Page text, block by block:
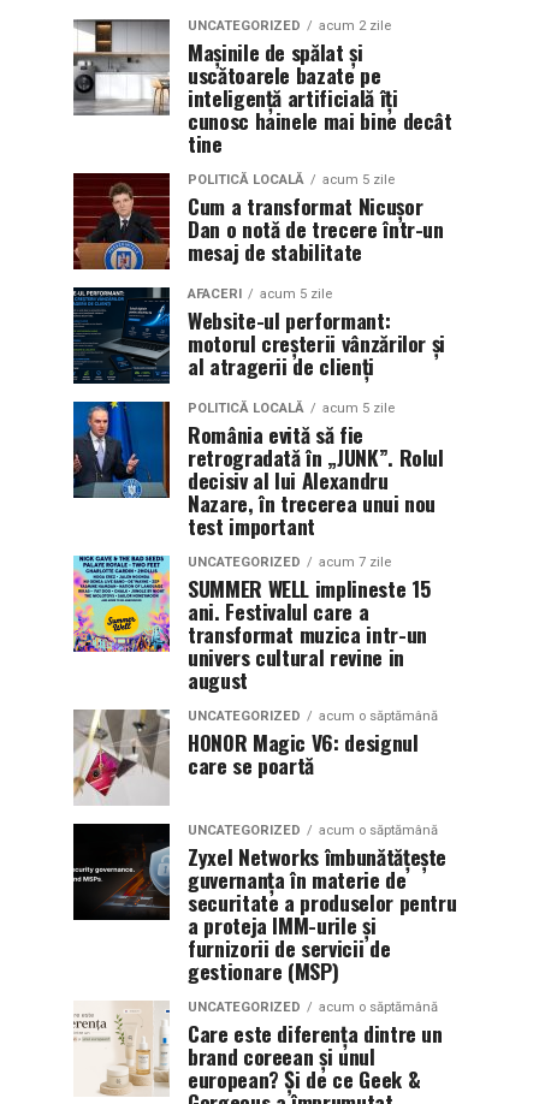
UNCATEGORIZED acum 2 zile
Mașinile de spălat și
uscătoarele bazate pe
inteligență artificială îți
cunosc hainele mai bine decât
tine
POLITICĂ LOCALĂ acum 5 zile
Cum a transformat Nicușor
Dan o notă de trecere într-un
mesaj de stabilitate
AFACERI acum 5 zile
Website-ul performant:
motorul creșterii vânzărilor și
al atragerii de clienți
POLITICĂ LOCALĂ acum 5 zile
România evită să fie
retrogradată în „JUNK”. Rolul
decisiv al lui Alexandru
Nazare, în trecerea unui nou
test important
UNCATEGORIZED acum 7 zile
SUMMER WELL implineste 15
ani. Festivalul care a
transformat muzica intr-un
univers cultural revine in
august
UNCATEGORIZED acum o săptămână
HONOR Magic V6: designul
care se poartă
UNCATEGORIZED acum o săptămână
Zyxel Networks îmbunătățește
guvernanța în materie de
securitate a produselor pentru
a proteja IMM-urile și
furnizorii de servicii de
gestionare (MSP)
UNCATEGORIZED acum o săptămână
Care este diferența dintre un
brand coreean și unul
european? Și de ce Geek &